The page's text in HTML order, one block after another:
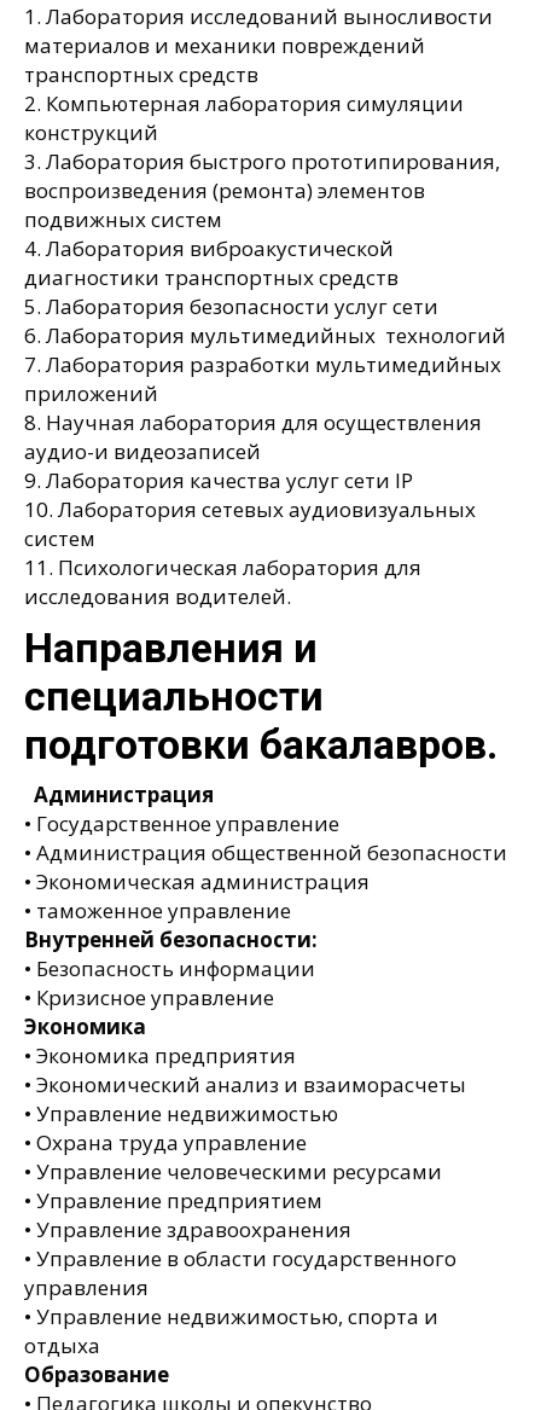
1. Лаборатория исследований выносливости
материалов и механики повреждений
транспортных средств
2. Компьютерная лаборатория симуляции
конструкций
3. Лаборатория быстрого прототипирования,
воспроизведения (ремонта) элементов
подвижных систем
4. Лаборатория виброакустической
диагностики транспортных средств
5. Лаборатория безопасности услуг сети
6. Лаборатория мультимедийных технологий
7. Лаборатория разработки мультимедийных
приложений
8. Научная лаборатория для осуществления
аудио-и видеозаписей
9. Лаборатория качества услуг сети IP
10. Лаборатория сетевых аудиовизуальных
систем
11. Психологическая лаборатория для
исследования водителей.
Направления и
специальности
подготовки бакалавров.
Администрация
• Государственное управление
• Администрация общественной безопасности
• Экономическая администрация
• таможенное управление
Внутренней безопасности:
• Безопасность информации
• Кризисное управление
Экономика
• Экономика предприятия
• Экономический анализ и взаиморасчеты
• Управление недвижимостью
• Охрана труда управление
• Управление человеческими ресурсами
• Управление предприятием
• Управление здравоохранения
• Управление в области государственного
управления
• Управление недвижимостью, спорта и
отдыха
Образование
• Педагогика школы и опекунство